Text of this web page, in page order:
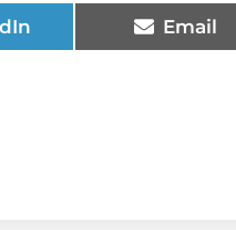
Email